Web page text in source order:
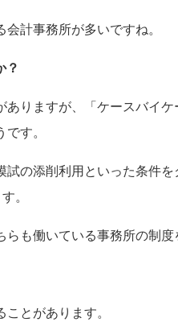
計事務所が多いですね。
？
ありますが、「ケースバイ
す。
の添削利用といった条件
。
も働いている事務所の制度
とがあります。